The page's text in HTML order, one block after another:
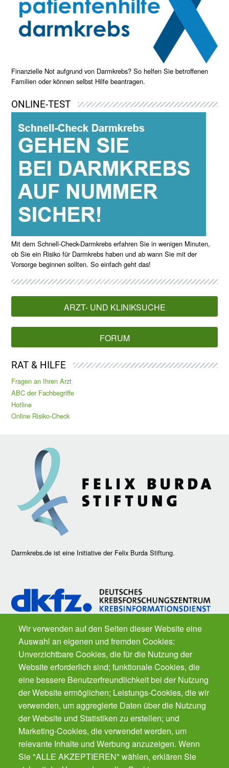
Finanzielle Not aufgrund von Darmkrebs? So helfen Sie betroffenen
Familien oder können selbst Hilfe beantragen.
ONLINE-TEST
Mit dem Schnell-Check-Darmkrebs erfahren Sie in wenigen Minuten,
ob Sie ein Risiko für Darmkrebs haben und ab wann Sie mit der
Vorsorge beginnen sollten. So einfach geht das!
ARZT- UND KLINIKSUCHE
FORUM
RAT & HILFE
Fragen an Ihren Arzt
ABC der Fachbegriffe
Hotline
Online Risiko-Check
Darmkrebs.de ist eine Initiative der Felix Burda Stiftung.
Wir verwenden auf den Seiten dieser Website eine
Auswahl an eigenen und fremden Cookies:
Unverzichtbare Cookies, die für die Nutzung der
Website erforderlich sind; funktionale Cookies, die
eine bessere Benutzerfreundlichkeit bei der Nutzung
der Website ermöglichen; Leistungs-Cookies, die wir
verwenden, um aggregierte Daten über die Nutzung
der Website und Statistiken zu erstellen; und
Marketing-Cookies, die verwendet werden, um
relevante Inhalte und Werbung anzuzeigen. Wenn
Sie "ALLE AKZEPTIEREN" wählen, erklären Sie
Fragen zu Krebs? DerKrebsinformationsdienstdes Deutschen
Krebsforschungszentrums ist für Sie da. Kostenfrei.
Der Gesundheits-Butler für Ihr Smartphone.
Der automatische Gesundheits-Manager für alle
Präventions-Leistung - von Impfungen, Zahnarzt
bis Krebsvorsorge. Für die ganze Familie.
Gratis!